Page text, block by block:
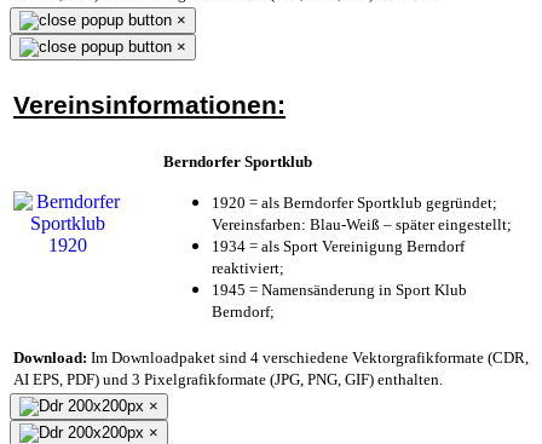
×
×
Vereinsinformationen:
Berndorfer Sportklub
1920 = als Berndorfer Sportklub gegründet;
Vereinsfarben: Blau-Weiß – später eingestellt;
1934 = als Sport Vereinigung Berndorf
reaktiviert;
1945 = Namensänderung in Sport Klub
Berndorf;
Download: Im Downloadpaket sind 4 verschiedene Vektorgrafikformate (CDR,
AI EPS, PDF) und 3 Pixelgrafikformate (JPG, PNG, GIF) enthalten.
×
×